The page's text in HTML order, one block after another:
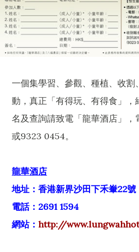
一個集學習、參觀、種植、收割
動，真正「有得玩、有得食」，
名及查詢請致電「龍華酒店」，
或9323 0454。
龍華酒店
地址：香港新界沙田下禾輋22號
電話：2691 1594
網站： http://